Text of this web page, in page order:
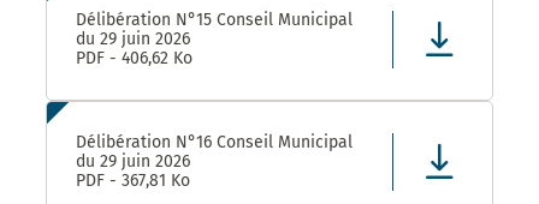
Délibération N°15 Conseil Municipal
du 29 juin 2026
PDF - 406,62 Ko
Délibération N°16 Conseil Municipal
du 29 juin 2026
PDF - 367,81 Ko